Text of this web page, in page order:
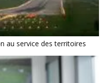
au service des territoires